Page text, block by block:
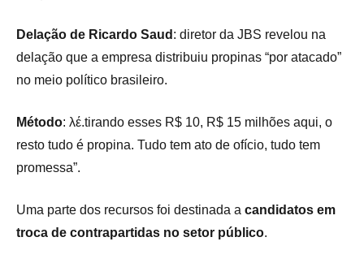
Delação de Ricardo Saud : diretor da JBS revelou na
delação que a empresa distribuiu propinas “por atacado”
no meio político brasileiro.
Método: λέ.tirando esses R$ 10, R$ 15 milhões aqui, o
resto tudo é propina. Tudo tem ato de ofício, tudo tem
promessa”.
Uma parte dos recursos foi destinada a candidatos em
troca de contrapartidas no setor público.